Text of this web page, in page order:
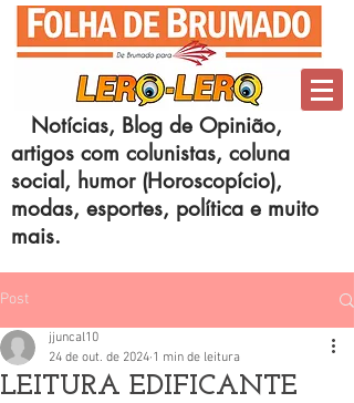
Notícias, Blog de Opinião,
artigos com colunistas, coluna
social, humor (Horoscopício),
modas, esportes, política e muito
mais.
Post
LEITURA EDIFICANTE
jjuncal10
24 de out. de 2024 1 min de leitura